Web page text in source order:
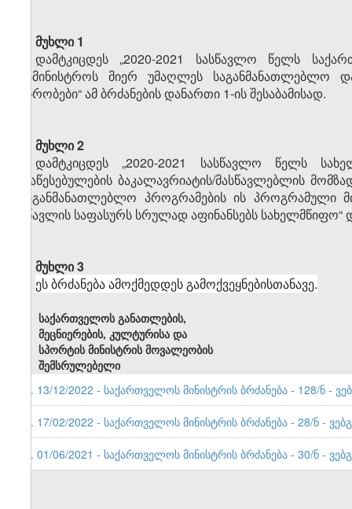
მუხლი 1
დამტკიცდეს „2020-2021 სასწავლო წელს
სამინისტროს მიერ უმაღლეს საგანმანათლებლო
პირობები“ ამ ბრძანების დანართი 1-ის შესაბამისად.
მუხლი 2
დამტკიცდეს „2020-2021 სასწავლო წელს
დაწესებულების ბაკალავრიატის/მასწავლებლის
საგანმანათლებლო პროგრამების ის პროგრამული
სწავლის საფასურს სრულად აფინანსებს სახელმწიფო“
მუხლი 3
ეს ბრძანება ამოქმედდეს გამოქვეყნებისთანავე.
საქართველოს განათლების,
მეცნიერების, კულტურისა და
სპორტის მინისტრის მოვალეობის
შემსრულებელი
3. 13/12/2022 - საქართველოს მინისტრის ბრძანება - 128/ნ -
2. 17/02/2022 - საქართველოს მინისტრის ბრძანება - 28/ნ -
1. 01/06/2021 - საქართველოს მინისტრის ბრძანება - 30/ნ -